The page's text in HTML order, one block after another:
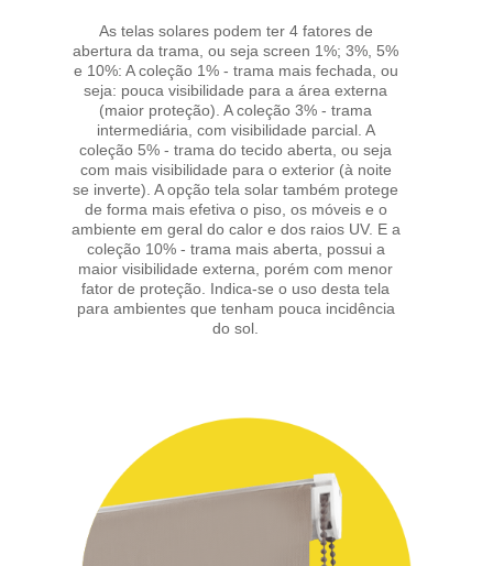
As telas solares podem ter 4 fatores de
abertura da trama, ou seja screen 1%; 3%, 5%
e 10%: A coleção 1% - trama mais fechada, ou
seja: pouca visibilidade para a área externa
(maior proteção). A coleção 3% - trama
intermediária, com visibilidade parcial. A
coleção 5% - trama do tecido aberta, ou seja
com mais visibilidade para o exterior (à noite
se inverte). A opção tela solar também protege
de forma mais efetiva o piso, os móveis e o
ambiente em geral do calor e dos raios UV. E a
coleção 10% - trama mais aberta, possui a
maior visibilidade externa, porém com menor
fator de proteção. Indica-se o uso desta tela
para ambientes que tenham pouca incidência
do sol.